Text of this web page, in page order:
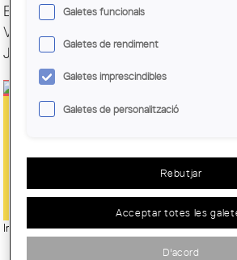
Exposicions COAC
Visites COAC
Jornades
ARQUITECTOUR DEBAT:
L’ESCOLA DEL FUTUR"
Imatge:© Escola Elisabeth de Salou, Brullet-De
Galetes funcionals
Galetes de rendiment
Galetes imprescindibles
Galetes de personalització
Rebutjar
Acceptar totes les
D'acord